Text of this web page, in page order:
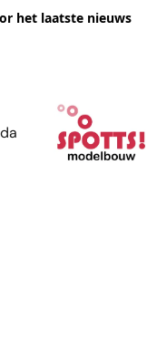
het laatste nieuws